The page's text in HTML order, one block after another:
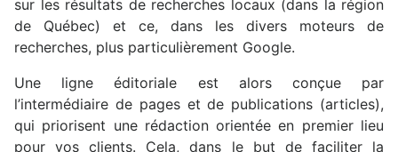
sur les résultats de recherches locaux (dans la région
de Québec) et ce, dans les divers moteurs de
recherches, plus particulièrement Google.
Une ligne éditoriale est alors conçue par
l’intermédiaire de pages et de publications (articles),
qui priorisent une rédaction orientée en premier lieu
pour vos clients. Cela, dans le but de faciliter la